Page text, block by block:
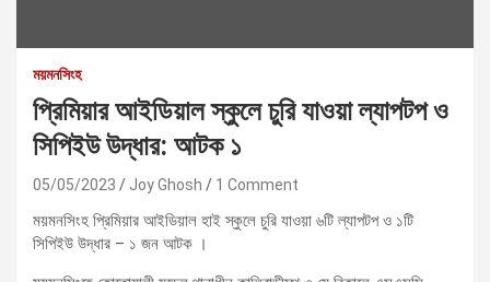
ময়মনসিংহ
প্রিমিয়ার আইডিয়াল স্কুলে চুরি যাওয়া ল্যাপটপ ও
সিপিইউ উদ্ধার: আটক ১
05/05/2023 Joy Ghosh 1 Comment
ময়মনসিংহ প্রিমিয়ার আইডিয়াল হাই স্কুলে চুরি যাওয়া ৬টি ল্যাপটপ ও ১টি
সিপিইউ উদ্ধার – ১ জন আটক ।